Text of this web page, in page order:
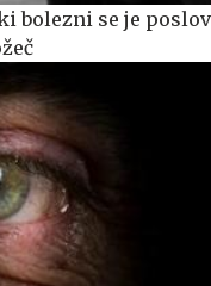
bolezni se je